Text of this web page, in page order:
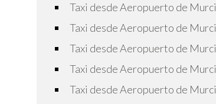
Taxi desde Aeropuerto de
Taxi desde Aeropuerto de
Taxi desde Aeropuerto de
Taxi desde Aeropuerto de
Taxi desde Aeropuerto de